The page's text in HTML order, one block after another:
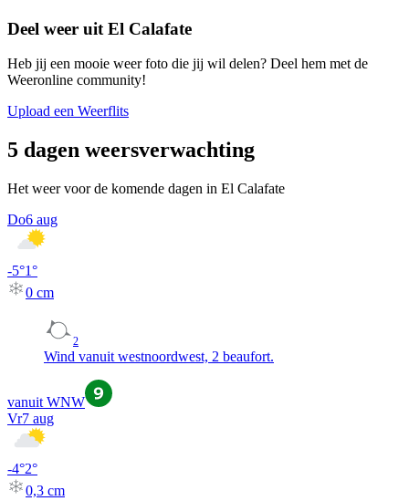
Deel weer uit El Calafate
Heb jij een mooie weer foto die jij wil delen? Deel hem met de
Weeronline community!
Upload een Weerflits
5 dagen weersverwachting
Het weer voor de komende dagen in El Calafate
Do6 aug
-5°1°
0 cm
2
Wind vanuit westnoordwest, 2 beaufort.
vanuit WNW
Vr7 aug
-4°2°
0,3 cm